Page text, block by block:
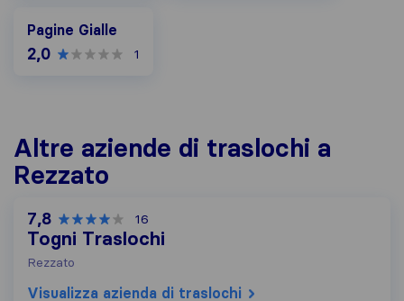
Pagine Gialle
2,0 1
Altre aziende di traslochi a
Rezzato
7,8 16
Togni Traslochi
Rezzato
Visualizza azienda di traslochi